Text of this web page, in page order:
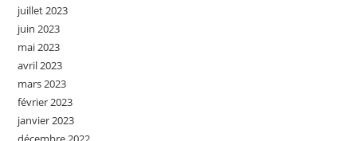
juillet 2023
juin 2023
mai 2023
avril 2023
mars 2023
février 2023
janvier 2023